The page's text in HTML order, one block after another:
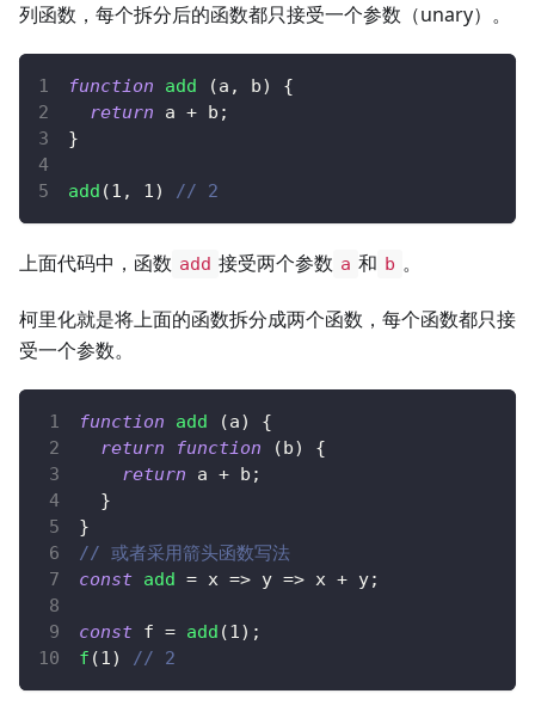
列函数，每个拆分后的函数都只接受一个参数（unary）。
function add (a , b)
{
return a + b ;
}
add (1 , 1) // 2
上面代码中，函数 add 接受两个参数 a 和 b 。
柯里化就是将上面的函数拆分成两个函数，每个函数都只接
受一个参数。
function add (a)
{
return
function (b)
{
return a + b ;
}
}
// 或者采用箭头函数写法
const add = x => y => x + y;
const f = add (1) ;
f (1) // 2